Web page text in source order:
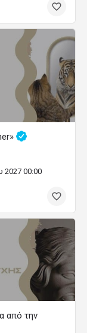
2027 00:00
από την